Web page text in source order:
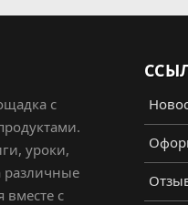
с
уроки,
различные
вместе с